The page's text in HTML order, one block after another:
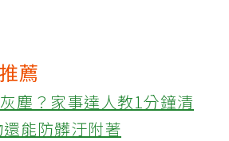
薦
塵？家事達人教1分鐘清
能防髒汙附著